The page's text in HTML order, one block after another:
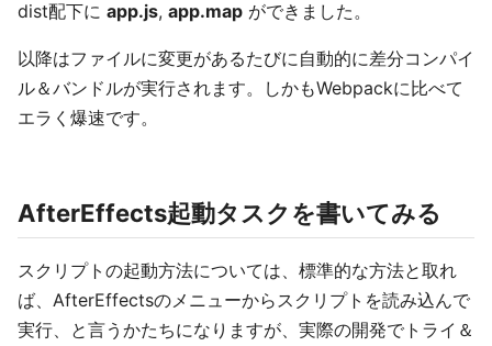
dist配下に app.js, app.map ができました。
以降はファイルに変更があるたびに自動的に差分コンパイ
ル＆バンドルが実行されます。しかもWebpackに比べて
エラく爆速です。
AfterEffects起動タスクを書いてみる
スクリプトの起動方法については、標準的な方法と取れ
ば、AfterEffectsのメニューからスクリプトを読み込んで
実行、と言うかたちになりますが、実際の開発でトライ＆